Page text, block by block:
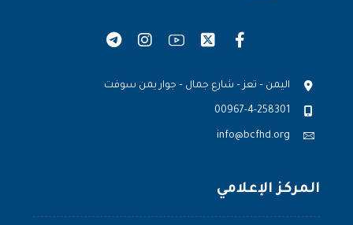
اليمن – تعز – شارع جمال – جوار يمن سوفت
00967-4-258301
info@bcfhd.org
المركز الإعلامي